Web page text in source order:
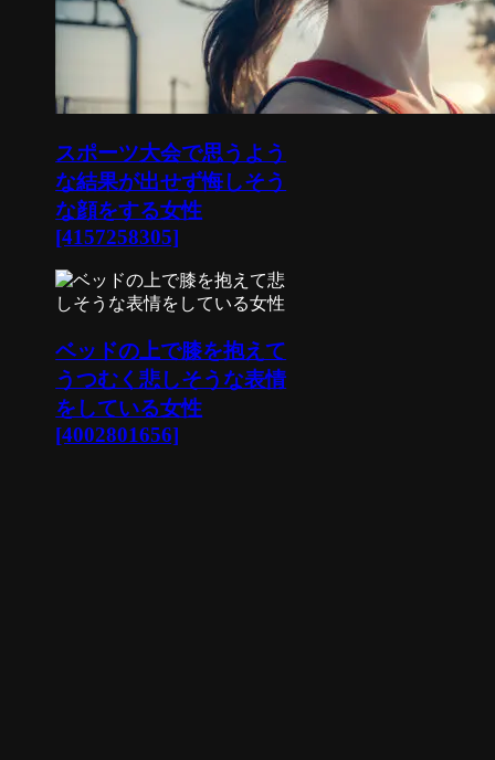
スポーツ大会で思うよう
な結果が出せず悔しそう
な顔をする女性
[4157258305]
ベッドの上で膝を抱えて
うつむく悲しそうな表情
をしている女性
[4002801656]